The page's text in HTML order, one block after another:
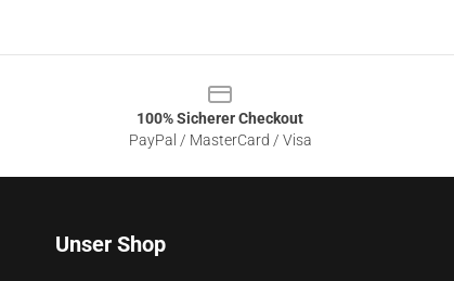
100% Sicherer Checkout
PayPal / MasterCard / Visa
Unser Shop